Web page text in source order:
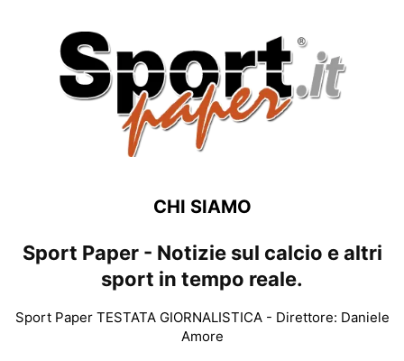
CHI SIAMO
Sport Paper - Notizie sul calcio e altri
sport in tempo reale.
Sport Paper TESTATA GIORNALISTICA - Direttore: Daniele
Amore